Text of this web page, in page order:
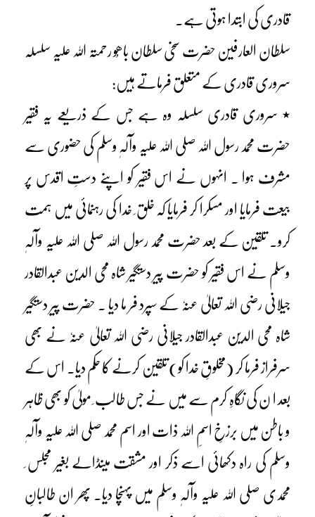
قادری کی ابتدا ہوتی ہے۔
سلطان العارفین حضرت سخی سلطان باھُو رحمتہ اللہ علیہ سلسلہ
سروری قادری کے متعلق فرماتے ہیں:
٭ سروری قادری سلسلہ وہ ہے جس کے ذریعے یہ فقیر
حضرت محمد رسول اللہ صلی اللہ علیہ وآلہٖ وسلم کی حضوری سے
مشرف ہوا ۔ انہوں نے اس فقیر کو اپنے دستِ اقدس پر
بیعت فرمایا اور مسکرا کر فرمایا کہ خلق ِ خدا کی رہنمائی میں ہمت
کرو۔ تلقین کے بعد حضرت محمد رسول اللہ صلی اللہ علیہ وآلہٖ
وسلم نے اس فقیر کو حضرت پیر دستگیر شاہ محی الدین عبدالقادر
جیلانی رضی اللہ تعالیٰ عنہٗ کے سپرد فر ما دیا ۔ حضرت پیر دستگیر
شاہ محی الدین عبدالقادر جیلانی رضی اللہ تعالیٰ عنہٗ نے بھی
سرفراز فرما کر (مخلوقِ خدا کو) تلقین کرنے کا حکم دیا۔ اس کے
بعد ا ن کی نگاہِ کرم سے میں نے جس طالب ِ مولیٰ کو بھی ظاہر
و باطن میں برزخِ اسمِ اللہ ذات اور اسم محمد صلی اللہ علیہ وآلہٖ
وسلم کی راہ دکھائی اسے ذکر اور مشقت میںڈالے بغیر مجلس ِ
محمدی صلی اللہ علیہ وآلہٖ وسلم میں پہنچا دیا۔ پھر ان طالبانِ